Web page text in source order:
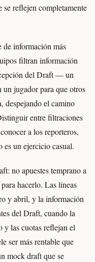
se reflejen completamente
de información más
filtran información
del Draft — un
un jugador para que otros
despejando el camino
entre filtraciones
a los reporteros,
es un ejercicio casual.
no apuestes temprano a
hacerlo. Las líneas
y abril, y la información
del Draft, cuando la
y las cuotas reflejan el
ser más rentable que
mock draft que se